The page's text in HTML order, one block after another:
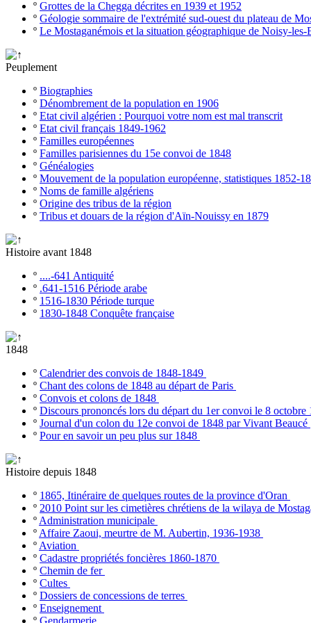
º Grottes de la Chegga décrites en 1939 et 1952
º Géologie sommaire de l'extrémité sud-ouest du plateau de
º Le Mostaganémois et la situation géographique de Noisy-les-
Peuplement
º Biographies
º Dénombrement de la population en 1906
º Etat civil algérien : Pourquoi votre nom est mal transcrit
º Etat civil français 1849-1962
º Familles européennes
º Familles parisiennes du 15e convoi de 1848
º Généalogies
º Mouvement de la population européenne, statistiques 1852-
º Noms de famille algériens
º Origine des tribus de la région
º Tribus et douars de la région d'Aïn-Nouissy en 1879
Histoire avant 1848
º ....-641 Antiquité
º .641-1516 Période arabe
º 1516-1830 Période turque
º 1830-1848 Conquête française
1848
º Calendrier des convois de 1848-1849
º Chant des colons de 1848 au départ de Paris
º Convois et colons de 1848
º Discours prononcés lors du départ du 1er convoi le 8 octobre
º Journal d'un colon du 12e convoi de 1848 par Vivant Beaucé
º Pour en savoir un peu plus sur 1848
Histoire depuis 1848
º 1865, Itinéraire de quelques routes de la province d'Oran
º 2010 Point sur les cimetières chrétiens de la wilaya de
º Administration municipale
º Affaire Zaoui, meurtre de M. Aubertin, 1936-1938
º Aviation
º Cadastre propriétés foncières 1860-1870
º Chemin de fer
º Cultes
º Dossiers de concessions de terres
º Enseignement
º Gendarmerie